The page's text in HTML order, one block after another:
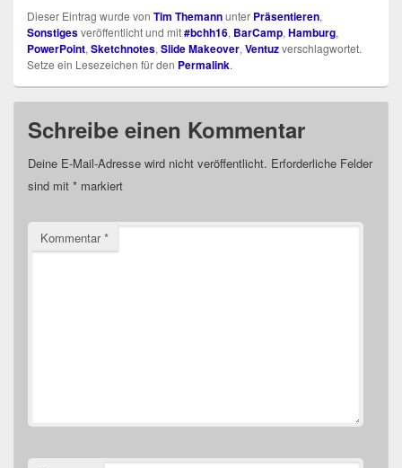
Dieser Eintrag wurde von Tim Themannunter Präsentieren,
Sonstigesveröffentlicht und mit#bchh16, BarCamp, Hamburg,
PowerPoint, Sketchnotes, Slide Makeover, Ventuzverschlagwortet.
Setze ein Lesezeichen für den Permalink.
Schreibe einen Kommentar
Deine E-Mail-Adresse wird nicht veröffentlicht. Erforderliche Felder
sind mit * markiert
Kommentar*